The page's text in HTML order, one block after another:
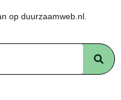
op duurzaamweb.nl.